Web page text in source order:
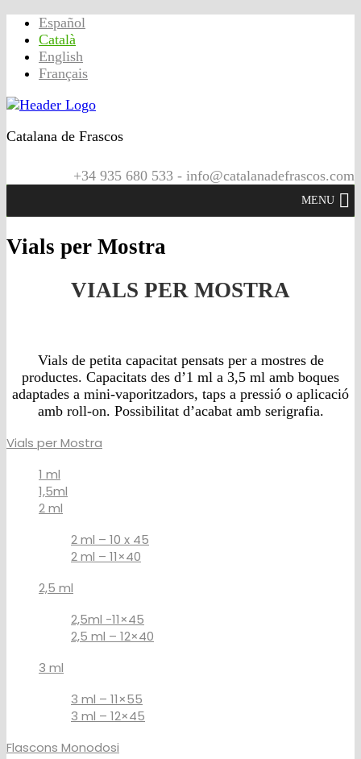
Español
Català
English
Français
Catalana de Frascos
+34 935 680 533 - info@catalanadefrascos.com
MENU
Vials per Mostra
VIALS PER MOSTRA
Vials de petita capacitat pensats per a mostres de
productes. Capacitats des d’1 ml a 3,5 ml amb boques
adaptades a mini-vaporitzadors, taps a pressió o aplicació
amb roll-on. Possibilitat d’acabat amb serigrafia.
Vials per Mostra
1 ml
1,5ml
2 ml
2 ml – 10 x 45
2 ml – 11×40
2,5 ml
2,5ml -11×45
2,5 ml – 12×40
3 ml
3 ml – 11×55
3 ml – 12×45
Flascons Monodosi